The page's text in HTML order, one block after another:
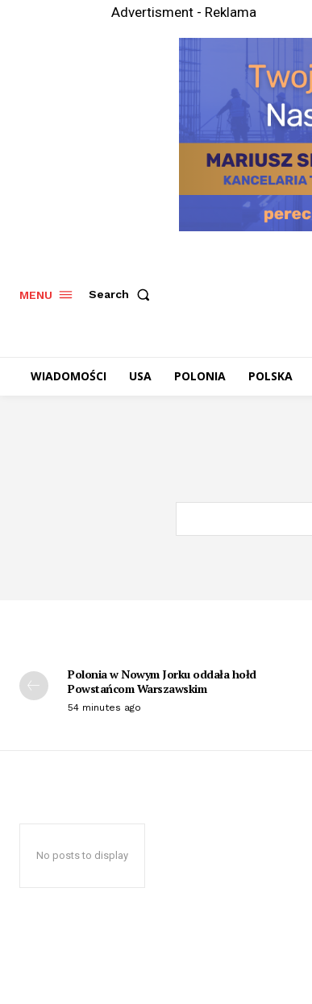
Advertisment - Reklama
MENU Search
WIADOMOŚCI USA POLONIA POLSKA
Polonia w Nowym Jorku oddała hołd
Powstańcom Warszawskim
54 minutes ago
No posts to display